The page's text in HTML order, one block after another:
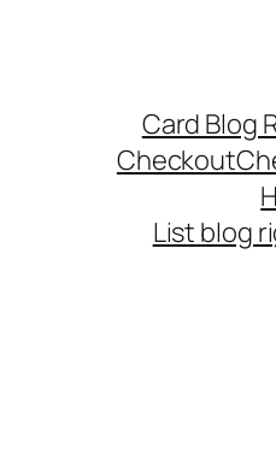
Card Blog
Checkout
List blog